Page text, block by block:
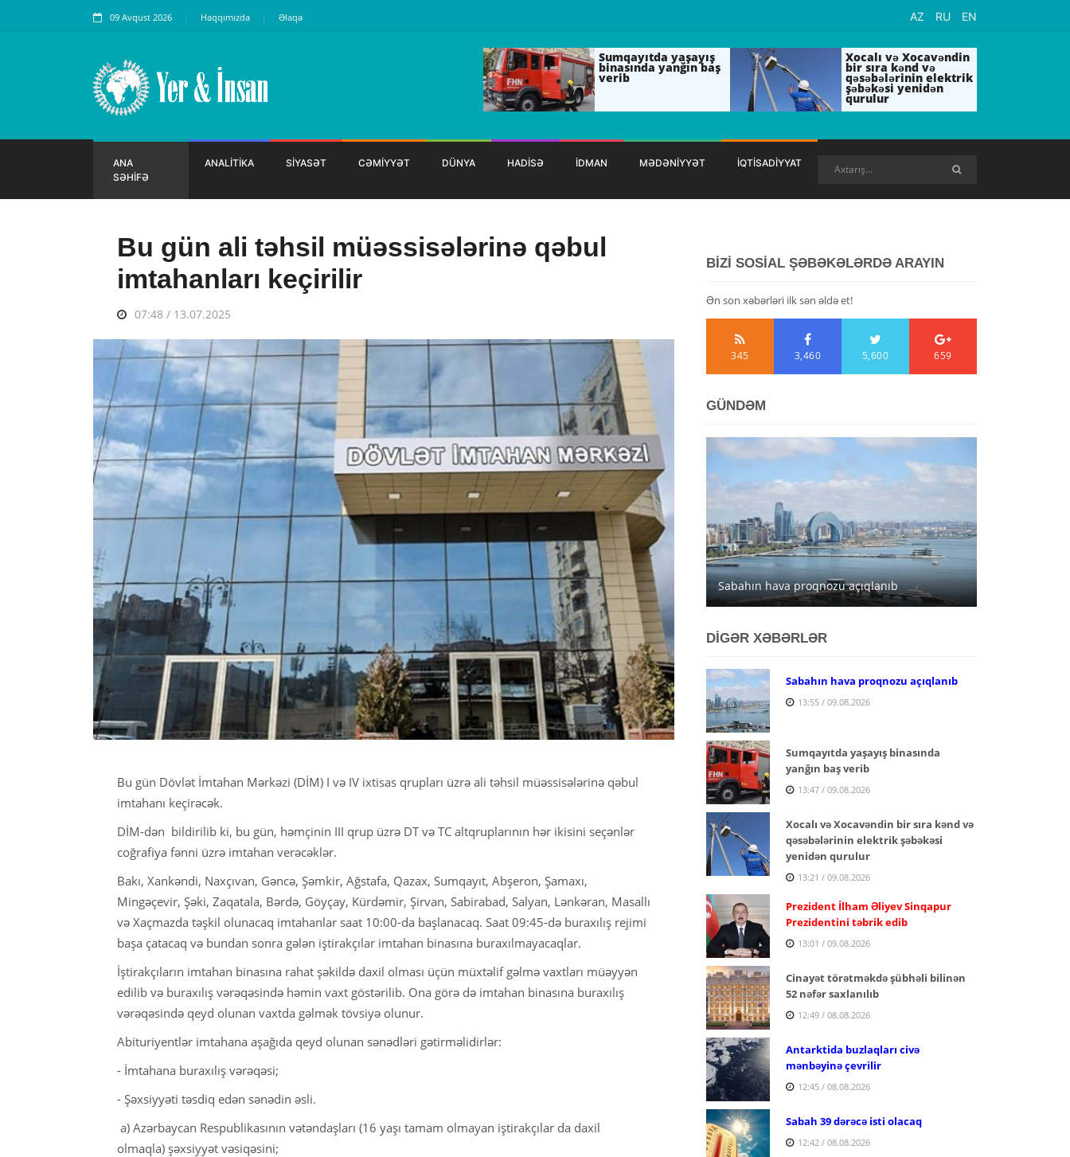
09 Avqust 2026 Haqqımızda Əlaqə AZ RU EN
Sumqayıtda yaşayış
binasında yanğın baş
verib
Xocalı və Xocavəndin
bir sıra kənd və
qəsəbələrinin elektrik
şəbəkəsi yenidən
qurulur
ANA
SƏHİFƏ
ANALİTİKA SİYASƏT CƏMİYYƏT DÜNYA HADİSƏ İDMAN MƏDƏNİYYƏT İQTİSADİYYAT
Bu gün ali təhsil müəssisələrinə qəbul
imtahanları keçirilir
07:48 / 13.07.2025
Bu gün Dövlət İmtahan Mərkəzi (DİM) I və IV ixtisas qrupları üzrə ali təhsil müəssisələrinə qəbul
imtahanı keçirəcək.
DİM-dən bildirilib ki, bu gün, həmçinin III qrup üzrə DT və TC altqruplarının hər ikisini seçənlər
coğrafiya fənni üzrə imtahan verəcəklər.
Bakı, Xankəndi, Naxçıvan, Gəncə, Şəmkir, Ağstafa, Qazax, Sumqayıt, Abşeron, Şamaxı,
Mingəçevir, Şəki, Zaqatala, Bərdə, Göyçay, Kürdəmir, Şirvan, Sabirabad, Salyan, Lənkəran, Masallı
və Xaçmazda təşkil olunacaq imtahanlar saat 10:00-da başlanacaq. Saat 09:45-də buraxılış rejimi
başa çatacaq və bundan sonra gələn iştirakçılar imtahan binasına buraxılmayacaqlar.
İştirakçıların imtahan binasına rahat şəkildə daxil olması üçün müxtəlif gəlmə vaxtları müəyyən
edilib və buraxılış vərəqəsində həmin vaxt göstərilib. Ona görə də imtahan binasına buraxılış
vərəqəsində qeyd olunan vaxtda gəlmək tövsiyə olunur.
Abituriyentlər imtahana aşağıda qeyd olunan sənədləri gətirməlidirlər:
- İmtahana buraxılış vərəqəsi;
- Şəxsiyyəti təsdiq edən sənədin əsli.
a) Azərbaycan Respublikasının vətəndaşları (16 yaşı tamam olmayan iştirakçılar da daxil
olmaqla) şəxsiyyət vəsiqəsini;
BİZİ SOSİAL ŞƏBƏKƏLƏRDƏ ARAYIN
Ən son xəbərləri ilk sən əldə et!
345 3,460 5,600 659
GÜNDƏM
Sabahın hava proqnozu açıqlanıb
DİGƏR XƏBƏRLƏR
Sabahın hava proqnozu açıqlanıb
13:55 / 09.08.2026
Sumqayıtda yaşayış binasında
yanğın baş verib
13:47 / 09.08.2026
Xocalı və Xocavəndin bir sıra kənd və
qəsəbələrinin elektrik şəbəkəsi
yenidən qurulur
13:21 / 09.08.2026
Prezident İlham Əliyev Sinqapur
Prezidentini təbrik edib
13:01 / 09.08.2026
Cinayət törətməkdə şübhəli bilinən
52 nəfər saxlanılıb
12:49 / 08.08.2026
Antarktida buzlaqları civə
mənbəyinə çevrilir
12:45 / 08.08.2026
Sabah 39 dərəcə isti olacaq
12:42 / 08.08.2026